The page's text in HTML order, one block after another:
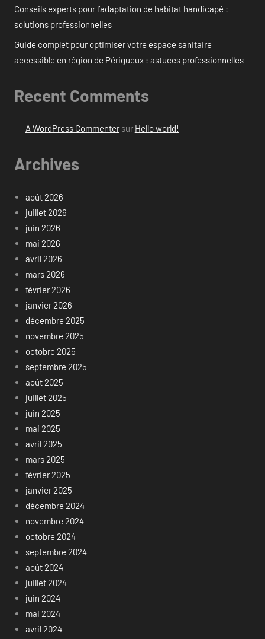
Conseils experts pour l’adaptation de habitat handicapé :
solutions professionnelles
Guide complet pour optimiser votre espace sanitaire
accessible en région de Périgueux : astuces professionnelles
Recent Comments
A WordPress Commentersur Hello world!
Archives
août 2026
juillet 2026
juin 2026
mai 2026
avril 2026
mars 2026
février 2026
janvier 2026
décembre 2025
novembre 2025
octobre 2025
septembre 2025
août 2025
juillet 2025
juin 2025
mai 2025
avril 2025
mars 2025
février 2025
janvier 2025
décembre 2024
novembre 2024
octobre 2024
septembre 2024
août 2024
juillet 2024
juin 2024
mai 2024
avril 2024